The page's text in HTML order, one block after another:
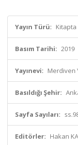
Yayın Türü:
Basım Tarihi: 2019
Yayınevi: Merdiven
Basıldığı Şehir:
Sayfa Sayıları:
Editörler: Hakan